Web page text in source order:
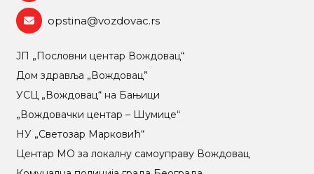
opstina@vozdovac.rs
ЈП „Пословни центар Вождовац“
Дом здравља „Вождовац”
УСЦ „Вождовац“ на Бањици
„Вождовачки центар – Шумице“
НУ „Светозар Марковић“
Центар МO за локалну самоуправу Вождовац